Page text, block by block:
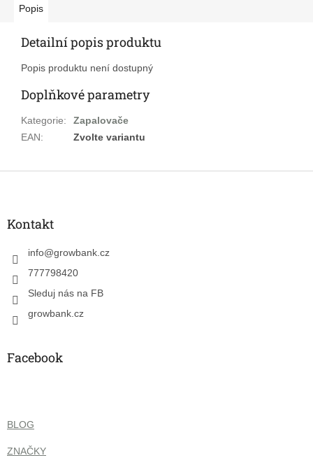
Popis
Detailní popis produktu
Popis produktu není dostupný
Doplňkové parametry
Kategorie:
Zapalovače
EAN: Zvolte variantu
Z
Kontakt
info@growbank.cz
777798420
Sleduj nás na FB
growbank.cz
Facebook
BLOG
ZNAČKY